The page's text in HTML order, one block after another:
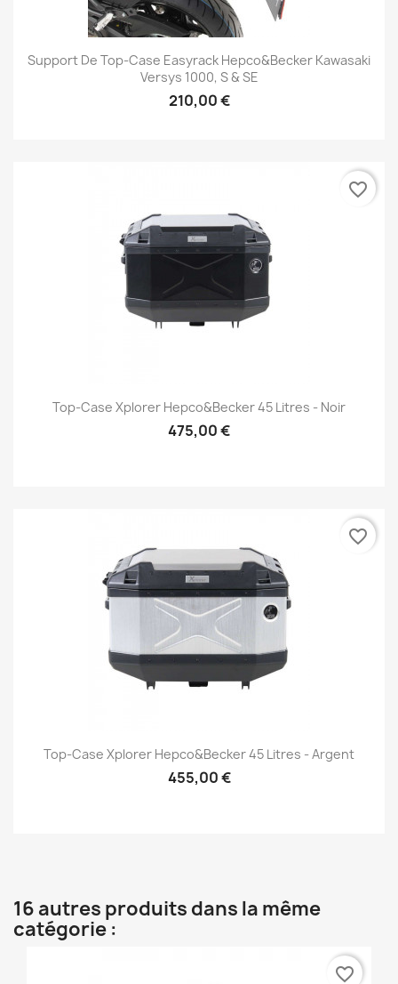
Support De Top-Case Easyrack Hepco&Becker Kawasaki
Versys 1000, S & SE
210,00 €
Top-Case Xplorer Hepco&Becker 45 Litres - Noir
475,00 €
favorite_border
Top-Case Xplorer Hepco&Becker 45 Litres - Argent
455,00 €
favorite_border
16 autres produits dans la même
catégorie :
favorite_border